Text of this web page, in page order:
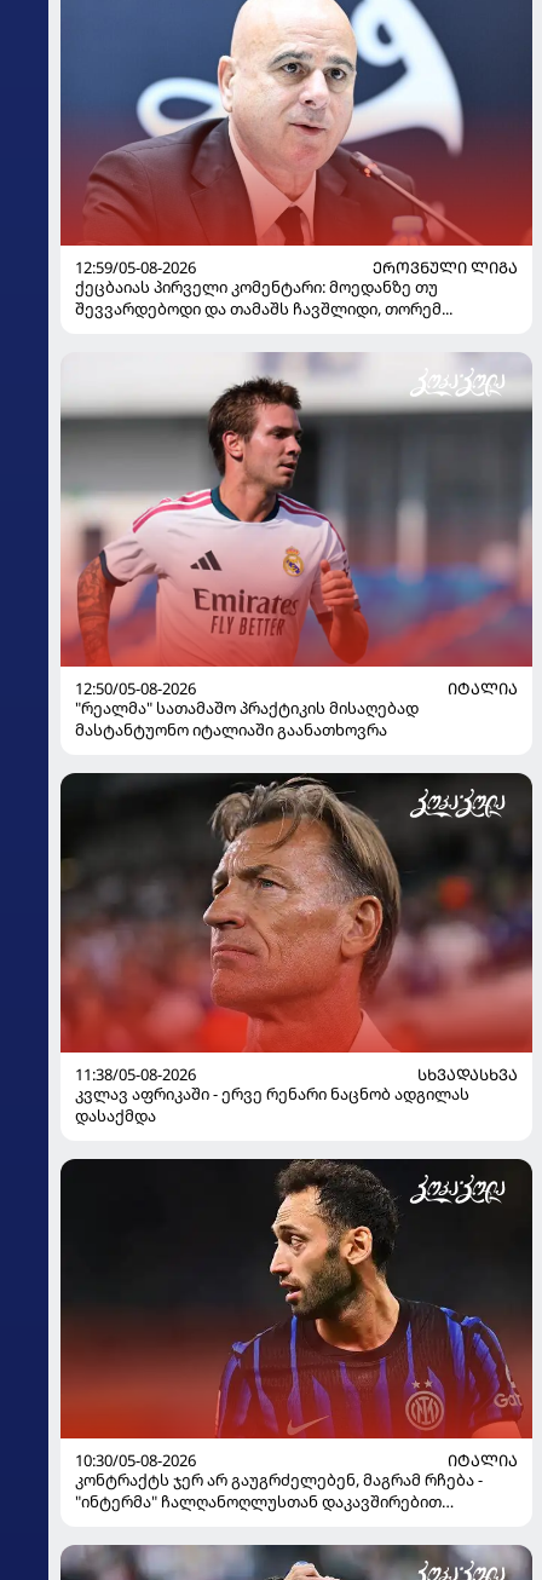
12:59/05-08-2026
ᲔᲠᲝᲕᲜᲣᲚᲘ ᲚᲘᲒᲐ
ქეცბაიას პირველი კომენტარი: მოედანზე თუ
შევვარდებოდი და თამაშს ჩავშლიდი, თორემ...
12:50/05-08-2026
ᲘᲢᲐᲚᲘᲐ
"რეალმა" სათამაშო პრაქტიკის მისაღებად
მასტანტუონო იტალიაში გაანათხოვრა
11:38/05-08-2026
ᲡᲮᲕᲐᲓᲐᲡᲮᲕᲐ
კვლავ აფრიკაში - ერვე რენარი ნაცნობ ადგილას
დასაქმდა
10:30/05-08-2026
ᲘᲢᲐᲚᲘᲐ
კონტრაქტს ჯერ არ გაუგრძელებენ, მაგრამ რჩება -
"ინტერმა" ჩალღანოღლუსთან დაკავშირებით